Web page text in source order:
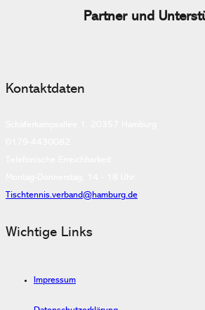
Partner und
Kontaktdaten
Tischtennis.verband@hamburg.de
Wichtige Links
Impressum